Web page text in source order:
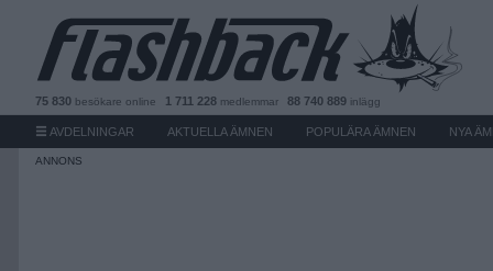
75 830 besökare online 1 711 228 medlemmar 88 740 889 inlägg
AVDELNINGAR AKTUELLA ÄMNEN POPULÄRA ÄMNEN NYA